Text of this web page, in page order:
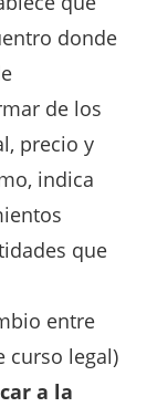
donde
de los
precio y
indica
que
entre
curso legal)
a la